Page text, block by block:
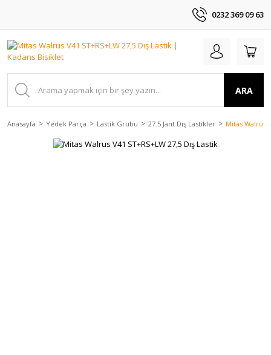
0232 369 09 63
ARA
Anasayfa Yedek Parça Lastik Grubu 27.5 Jant Dış Lastikler Mitas Walrus